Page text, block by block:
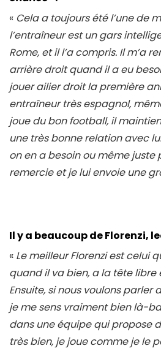
« Cela a toujours été l’une de
l’entraîneur est un gars
Rome, et il l’a compris. Il m’a
arrière droit quand il a eu
jouer ailier droit la première
entraîneur très espagnol,
joue du bon football, il
une très bonne relation avec
on en a besoin ou même juste
remercie et je lui envoie une
Il y a beaucoup de Florenzi,
« Le meilleur Florenzi est celui
quand il va bien, a la tête libre
Ensuite, si nous voulons parler
je me sens vraiment bien là-
dans une équipe qui propose
très bien, je joue comme je le